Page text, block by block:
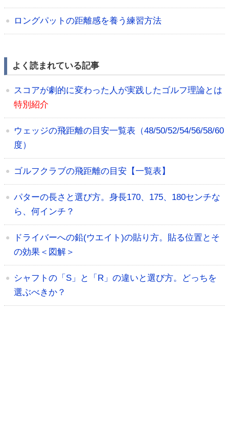
ロングパットの距離感を養う練習方法
よく読まれている記事
スコアが劇的に変わった人が実践したゴルフ理論とは
特別紹介
ウェッジの飛距離の目安一覧表（48/50/52/54/56/58/60
度）
ゴルフクラブの飛距離の目安【一覧表】
パターの長さと選び方。身長170、175、180センチな
ら、何インチ？
ドライバーへの鉛(ウエイト)の貼り方。貼る位置とそ
の効果＜図解＞
シャフトの「S」と「R」の違いと選び方。どっちを
選ぶべきか？